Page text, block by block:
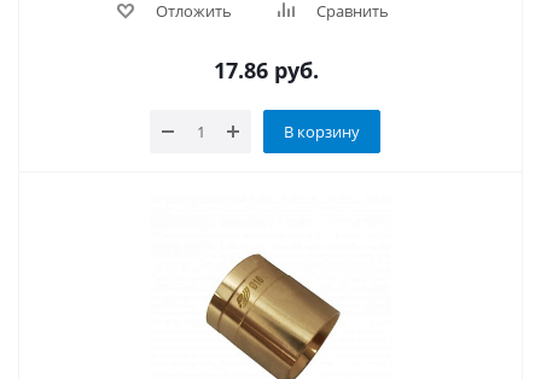
Отложить Сравнить
17.86 руб.
В корзину